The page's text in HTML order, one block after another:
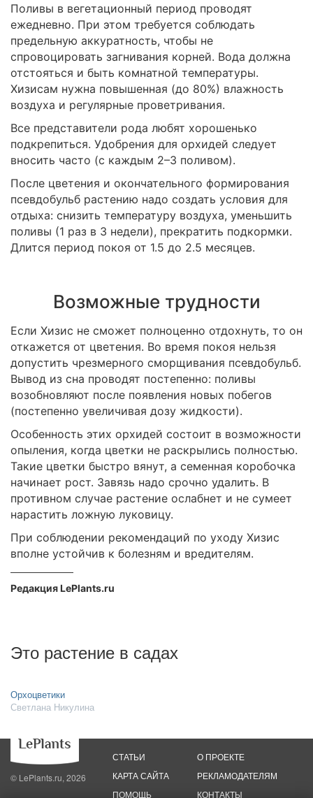
Поливы в вегетационный период проводят
ежедневно. При этом требуется соблюдать
предельную аккуратность, чтобы не
спровоцировать загнивания корней. Вода должна
отстояться и быть комнатной температуры.
Хизисам нужна повышенная (до 80%) влажность
воздуха и регулярные проветривания.
Все представители рода любят хорошенько
подкрепиться. Удобрения для орхидей следует
вносить часто (с каждым 2–3 поливом).
После цветения и окончательного формирования
псевдобульб растению надо создать условия для
отдыха: снизить температуру воздуха, уменьшить
поливы (1 раз в 3 недели), прекратить подкормки.
Длится период покоя от 1.5 до 2.5 месяцев.
Возможные трудности
Если Хизис не сможет полноценно отдохнуть, то он
откажется от цветения. Во время покоя нельзя
допустить чрезмерного сморщивания псевдобульб.
Вывод из сна проводят постепенно: поливы
возобновляют после появления новых побегов
(постепенно увеличивая дозу жидкости).
Особенность этих орхидей состоит в возможности
опыления, когда цветки не раскрылись полностью.
Такие цветки быстро вянут, а семенная коробочка
начинает рост. Завязь надо срочно удалить. В
противном случае растение ослабнет и не сумеет
нарастить ложную луковицу.
При соблюдении рекомендаций по уходу Хизис
вполне устойчив к болезням и вредителям.
Редакция LePlants.ru
Это растение в садах